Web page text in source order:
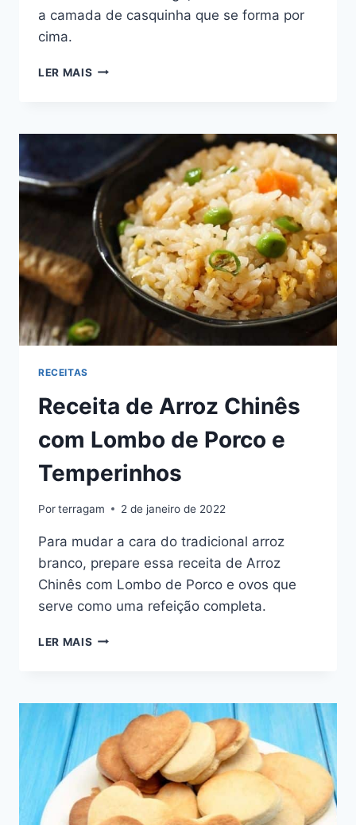
a camada de casquinha que se forma por
cima.
LER MAIS TORTA
A
MELHOR
CAMADA
DE
CASQUINHA!
RECEITAS
Receita de Arroz Chinês
com Lombo de Porco e
Temperinhos
Porterragam 2 de janeiro de 2022
Para mudar a cara do tradicional arroz
branco, prepare essa receita de Arroz
Chinês com Lombo de Porco e ovos que
serve como uma refeição completa.
LER MAIS RECEITA
COM
LOMBO
DE
PORCO
E
TEMPERINHOS